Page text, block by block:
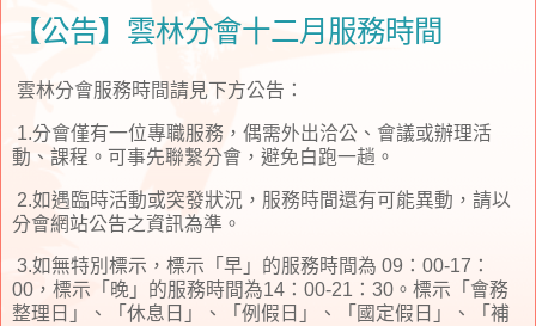
【公告】雲林分會十二月服務時間
雲林分會服務時間請見下方公告：
1.分會僅有一位專職服務，偶需外出洽公、會議或辦理活
動、課程。可事先聯繫分會，避免白跑一趟。
2.如遇臨時活動或突發狀況，服務時間還有可能異動，請以
分會網站公告之資訊為準。
3.如無特別標示，標示「早」的服務時間為 09：00-17：
00，標示「晚」的服務時間為14：00-21：30。標示「會務
整理日」、「休息日」、「例假日」、「國定假日」、「補